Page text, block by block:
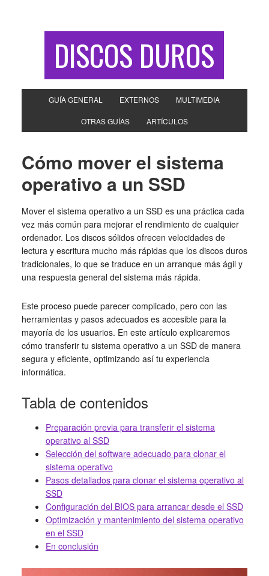
DISCOS DUROS
GUÍA GENERAL EXTERNOS MULTIMEDIA
OTRAS GUÍAS ARTÍCULOS
Cómo mover el sistema
operativo a un SSD
Mover el sistema operativo a un SSD es una práctica cada
vez más común para mejorar el rendimiento de cualquier
ordenador. Los discos sólidos ofrecen velocidades de
lectura y escritura mucho más rápidas que los discos duros
tradicionales, lo que se traduce en un arranque más ágil y
una respuesta general del sistema más rápida.
Este proceso puede parecer complicado, pero con las
herramientas y pasos adecuados es accesible para la
mayoría de los usuarios. En este artículo explicaremos
cómo transferir tu sistema operativo a un SSD de manera
segura y eficiente, optimizando así tu experiencia
informática.
Tabla de contenidos
Preparación previa para transferir el sistema
operativo al SSD
Selección del software adecuado para clonar el
sistema operativo
Pasos detallados para clonar el sistema operativo al
SSD
Configuración del BIOS para arrancar desde el SSD
Optimización y mantenimiento del sistema operativo
en el SSD
En conclusión